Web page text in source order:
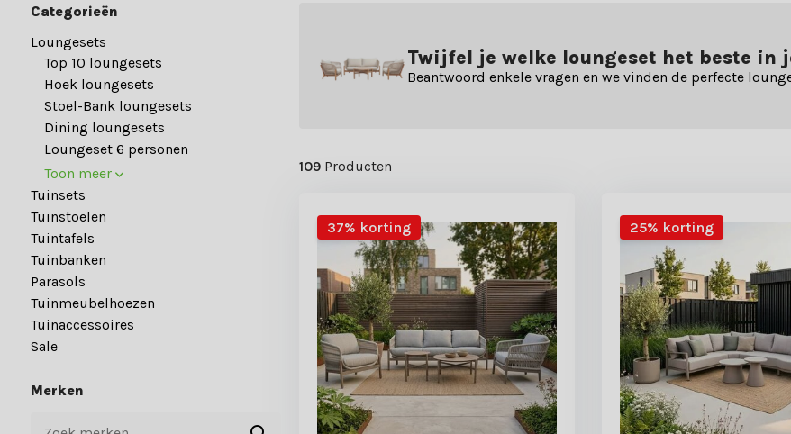
Categorieën
Loungesets
Top 10 loungesets
Hoek loungesets
Stoel-Bank loungesets
Dining loungesets
Loungeset 6 personen
Toon meer
Tuinsets
Tuinstoelen
Tuintafels
Tuinbanken
Parasols
Tuinmeubelhoezen
Tuinaccessoires
Sale
Merken
Twijfel je welke loungeset het beste in
Beantwoord enkele vragen en we vinden de perfecte
109Producten
37% korting 25% korting